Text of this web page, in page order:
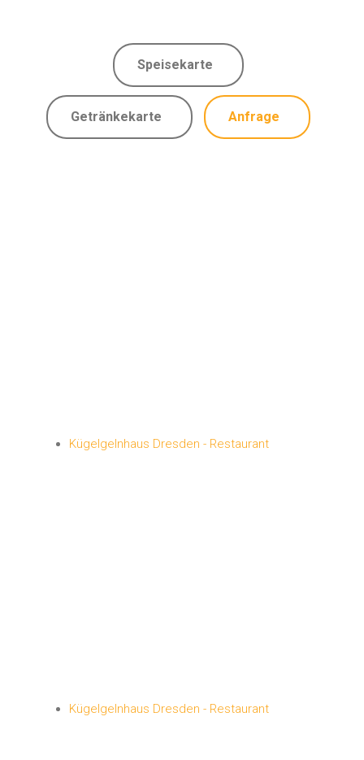
Speisekarte
Getränkekarte Anfrage
Kügelgelnhaus Dresden - Restaurant
Kügelgelnhaus Dresden - Restaurant